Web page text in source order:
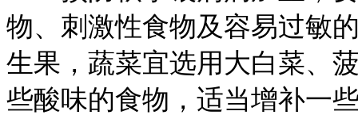
物、刺激性食物及容易过敏
生果，蔬菜宜选用大白菜、
些酸味的食物，适当增补一